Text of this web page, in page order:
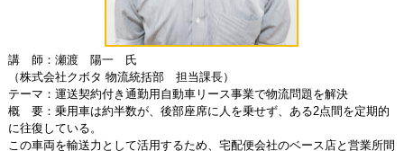
講 師：瀬渡 陽一 氏
（株式会社クボタ 物流統括部 担当課長）
テーマ：運送契約付き通勤用自動車リース事業で物流問題を解決
概 要：乗用車は約半数が、後部座席に人を乗せず、ある2点間を定期的
に往復している。
この車両を輸送力として活用するため、宅配便会社のベース店と営業所間